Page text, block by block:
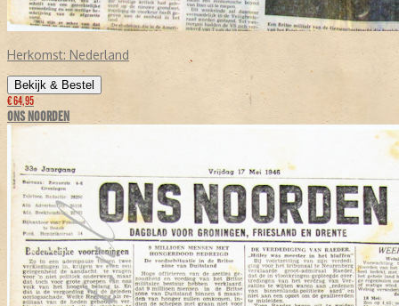
Herkomst: Nederland
Bekijk & Bestel
€ 64,95
ONS NOORDEN